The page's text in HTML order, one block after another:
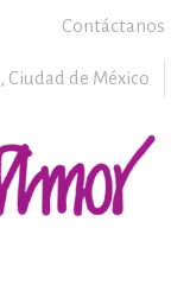
Contáctanos
Ciudad de México